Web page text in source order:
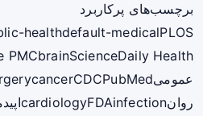
برچسب‌های پرکاربرد
healthdefault-medicalPLOS
PMCbrainScienceDaily Health
عمومی
cancerCDCPubMed
روان
cardiologyFDAinfection